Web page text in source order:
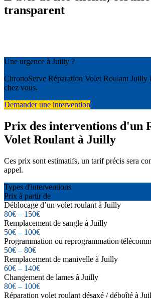
transparent
Une urgence à Juilly ?
ChronoServe Réparation Volet Roulant Juilly
chez vous.
Demander une intervention
Prix des interventions d'un
Volet Roulant à Juilly
Ces prix sont estimatifs, un tarif précis sera
appel.
Types d'interventions
Prix à partir de
Déblocage d’un volet roulant à Juilly
80€ – 150€
Remplacement de sangle à Juilly
50€ – 100€
Programmation ou reprogrammation
50€ – 80€
Remplacement de manivelle à Juilly
60€ – 140€
Changement de lames à Juilly
80€ – 100€
Réparation volet roulant désaxé / déboîté à